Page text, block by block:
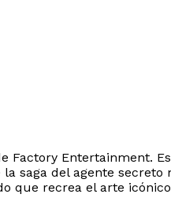
Factory Entertainment.
saga del agente secreto
que recrea el arte